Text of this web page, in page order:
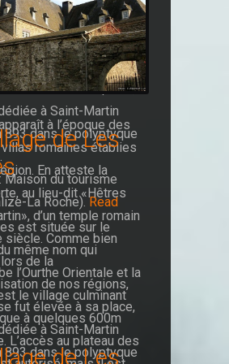
siècle. Comme bien
de la
de nos régions,
fut élevée à sa place,
à Saint-Martin
893 dans le polyptyque
Maison du tourisme
La Roche). Read
à l’époque des
romaines établies
En atteste la
au lieu-dit «Hêtres
d’un temple romain
siècle. Comme bien
de la
de nos régions,
fut élevée à sa place,
à Saint-Martin
893 dans le polyptyque
de Les
est située sur le
même nom qui
l’Ourthe Orientale et la
le village culminant
à quelques 600m
L’accès au plateau des
de Les